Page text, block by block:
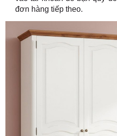
đơn hàng tiếp theo.